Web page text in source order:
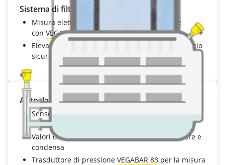
Sistema di filtraggio
Misura elettronica di pressione differenziale
con VEGABAR 83per il monitoraggio di filtri
Elevata qualità del prodotto grazie al monitoraggio
sicuro del filtro
Autoclave
Sensore radar ad onda guidataVEGAFLEX 81per la
misura continua di livello
Valori di misura sicuri, non influenzati da vapore e
condensa
Trasduttore di pressione VEGABAR 83 per la misura